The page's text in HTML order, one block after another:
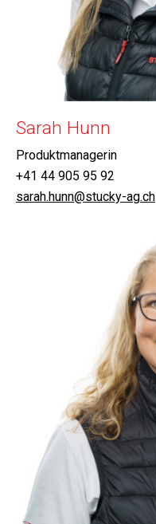
Sarah Hunn
Produktmanagerin
+41 44 905 95 92
sarah.hunn@stucky-ag.ch